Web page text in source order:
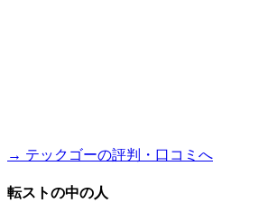
→ テックゴーの評判・口コミへ
転ストの中の人